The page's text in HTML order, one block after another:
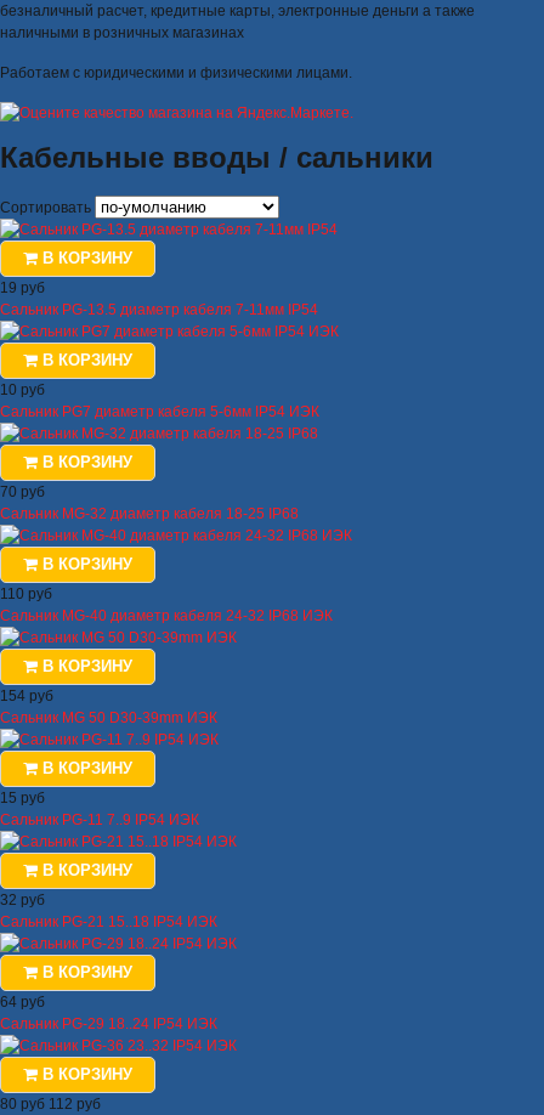
безналичный расчет, кредитные карты, электронные деньги а также
наличными в розничных магазинах
Работаем с юридическими и физическими лицами.
Кабельные вводы / сальники
Сортировать
В КОРЗИНУ
19 руб
Сальник PG-13.5 диаметр кабеля 7-11мм IP54
В КОРЗИНУ
10 руб
Сальник PG7 диаметр кабеля 5-6мм IP54 ИЭК
В КОРЗИНУ
70 руб
Сальник MG-32 диаметр кабеля 18-25 IP68
В КОРЗИНУ
110 руб
Сальник MG-40 диаметр кабеля 24-32 IP68 ИЭК
В КОРЗИНУ
154 руб
Сальник MG 50 D30-39mm ИЭК
В КОРЗИНУ
15 руб
Сальник PG-11 7..9 IP54 ИЭК
В КОРЗИНУ
32 руб
Сальник PG-21 15..18 IP54 ИЭК
В КОРЗИНУ
64 руб
Сальник PG-29 18..24 IP54 ИЭК
В КОРЗИНУ
80 руб 112 руб